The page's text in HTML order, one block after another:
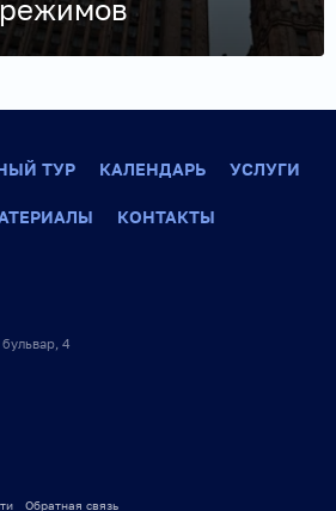
ТУР КАЛЕНДАРЬ УСЛУГИ
КОНТАКТЫ
4
Обратная связь